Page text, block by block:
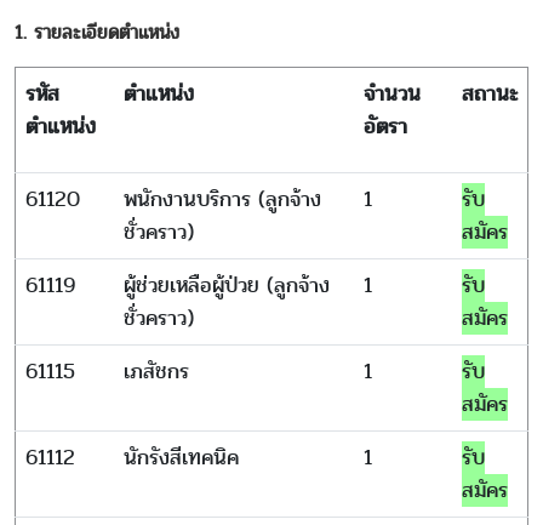
1. รายละเอียดตำแหน่ง
รหัส
ตำแหน่ง
ตำแหน่ง
จำนวน
อัตรา
สถานะ
61120
พนักงานบริการ (ลูกจ้าง
ชั่วคราว)
1
รับ
สมัคร
61119
ผู้ช่วยเหลือผู้ป่วย (ลูกจ้าง
ชั่วคราว)
1
รับ
สมัคร
61115
เภสัชกร 1
รับ
สมัคร
61112
นักรังสีเทคนิค 1
รับ
สมัคร